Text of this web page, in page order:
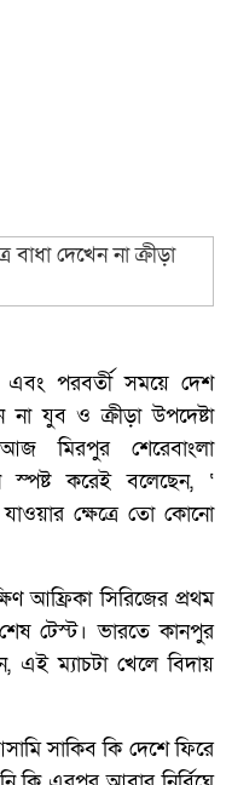
পরবর্তী সময়ে দেশ
যুব ও ক্রীড়া উপদেষ্টা
মিরপুর শেরেবাংলা
স্পষ্ট করেই বলেছেন, ‘
ক্ষেত্রে তো কোনো
আফ্রিকা সিরিজের প্রথম
শেষ টেস্ট। ভারতে কানপুর
এই ম্যাচটা খেলে বিদায়
সাকিব কি দেশে ফিরে